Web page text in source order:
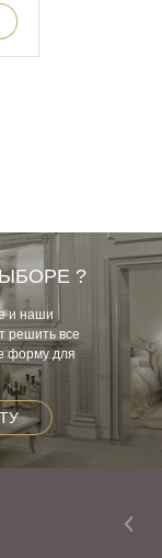
?
и наши
решить все
форму для